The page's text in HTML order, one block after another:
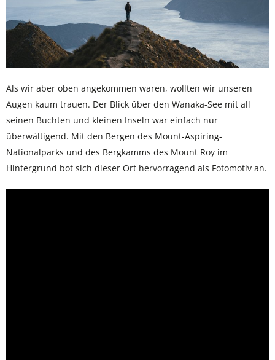
Als wir aber oben angekommen waren, wollten wir unseren
Augen kaum trauen. Der Blick über den Wanaka-See mit all
seinen Buchten und kleinen Inseln war einfach nur
überwältigend. Mit den Bergen des Mount-Aspiring-
Nationalparks und des Bergkamms des Mount Roy im
Hintergrund bot sich dieser Ort hervorragend als Fotomotiv an.